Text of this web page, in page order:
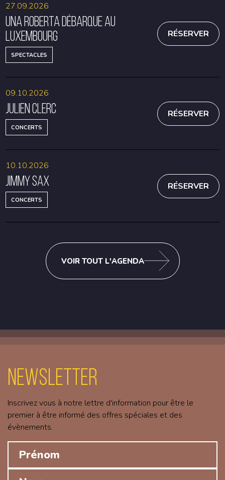
Una Roberta débarque au
Luxembourg
SPECTACLES
27.09.2026
RÉSERVER
Julien Clerc
CONCERTS
09.10.2026
RÉSERVER
Jimmy Sax
CONCERTS
10.10.2026
RÉSERVER
VOIR TOUT L'AGENDA
Newsletter
Inscrivez vous à notre lettre d'information pour être le
premier à être informé des offres spéciales et des
évènements.